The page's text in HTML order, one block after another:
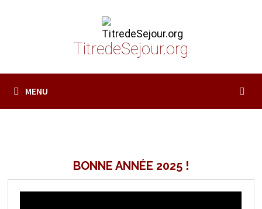
TitredeSejour.org
MENU
BONNE ANNÉE 2025 !